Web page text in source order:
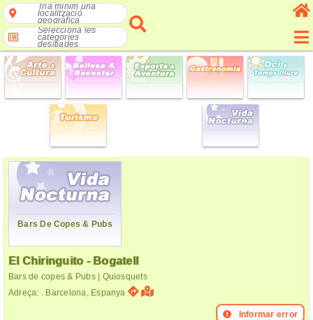
Tria mínim una
localització
geogràfica
Selecciona les
categories
desitjades
Bars De Copes & Pubs
El Chiringuito - Bogatell
Bars de copes & Pubs | Quiosquets
Adreça: . Barcelona, Espanya
Informar error